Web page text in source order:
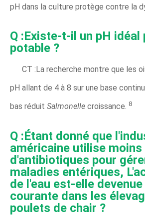
pH dans la culture protège contre la
Q :Existe-t-il un pH idéal
potable ?
CT :La recherche montre que les
pH allant de 4 à 8 sur une base
bas réduit Salmonelle croissance. 8
Q :Étant donné que
américaine utilise moins
d'antibiotiques pour
maladies entériques,
de l'eau est-elle
courante dans les
poulets de chair ?